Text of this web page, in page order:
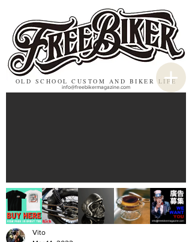
OLD SCHOOL CUSTOM AND BIKER LIFE
info@freebikermagazine.com
Vito